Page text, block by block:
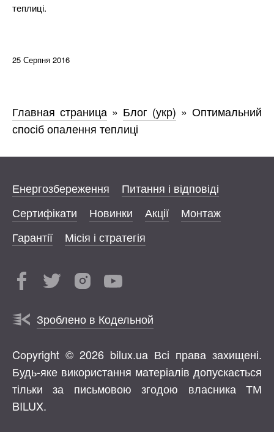
теплиці.
25 Серпня 2016
Главная страница » Блог (укр) » Оптимальний
спосіб опалення теплиці
Енергозбереження
Питання і відповіді
Сертифікати
Новинки Акції
Монтаж
Гарантії
Місія і стратегія
Зроблено в Кодельной
Copyright © 2026 bilux.ua Всі права захищені.
Будь-яке використання матеріалів допускається
тільки за письмовою згодою власника ТМ
BILUX.